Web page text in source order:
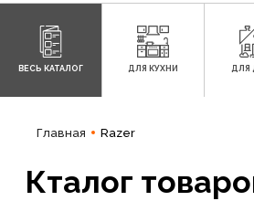
ВЕСЬ КАТАЛОГ ДЛЯ КУХНИ ДЛЯ
Главная Razer
Кталог